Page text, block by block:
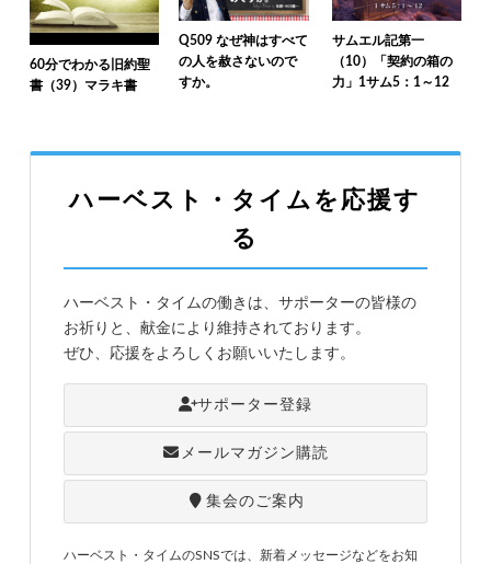
60分でわかる旧約聖
書（39）マラキ書
Q509 なぜ神はすべて
の人を赦さないので
すか。
サムエル記第一
（10）「契約の箱の
力」1サム5：1～12
ハーベスト・タイムを応援す
る
ハーベスト・タイムの働きは、サポーターの皆様の
お祈りと、献金により維持されております。
ぜひ、応援をよろしくお願いいたします。
サポーター登録
メールマガジン購読
集会のご案内
ハーベスト・タイムのSNSでは、新着メッセージなどをお知